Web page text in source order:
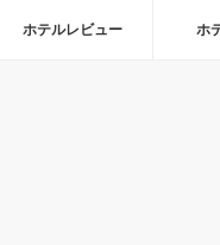
ホテルレビュー ホ